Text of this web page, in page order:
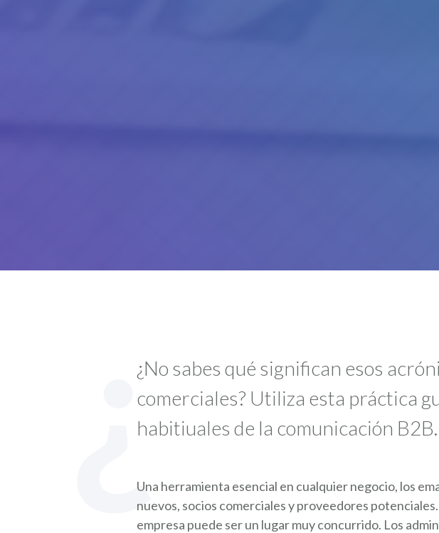
¿
¿No sabes qué significan esos
comerciales? Utiliza esta práctica
habitiuales de la comunicación B2B.
Una herramienta esencial en cualquier negocio, los
nuevos, socios comerciales y proveedores
empresa puede ser un lugar muy concurrido. Los